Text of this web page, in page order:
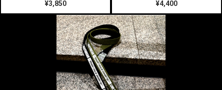
¥3,850 ¥4,400